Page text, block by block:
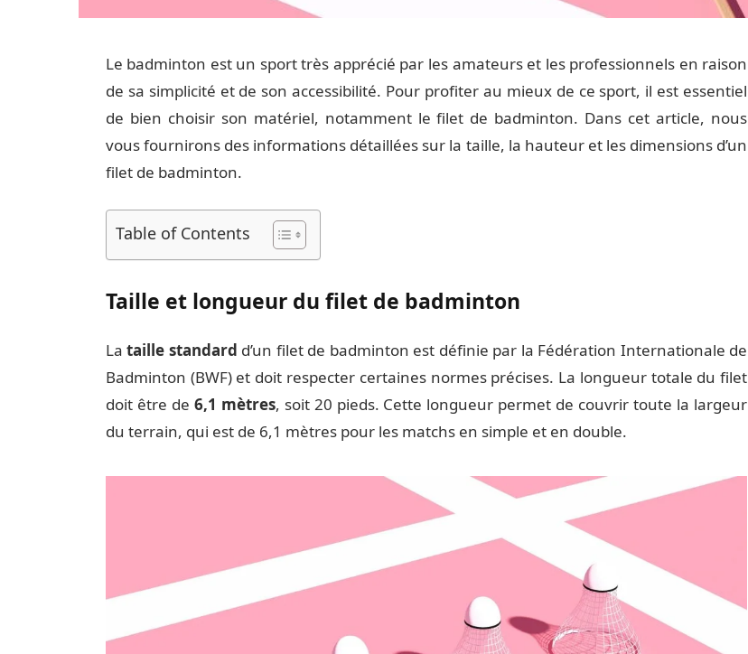
Le badminton est un sport très apprécié par les amateurs et les professionnels en raison
de sa simplicité et de son accessibilité. Pour profiter au mieux de ce sport, il est essentiel
de bien choisir son matériel, notamment le filet de badminton. Dans cet article, nous
vous fournirons des informations détaillées sur la taille, la hauteur et les dimensions d’un
filet de badminton.
Table of Contents
Taille et longueur du filet de badminton
Lataille standard d’un filet de badminton est définie par la Fédération Internationale de
Badminton (BWF) et doit respecter certaines normes précises. La longueur totale du filet
doit être de 6,1 mètres, soit 20 pieds. Cette longueur permet de couvrir toute la largeur
du terrain, qui est de 6,1 mètres pour les matchs en simple et en double.